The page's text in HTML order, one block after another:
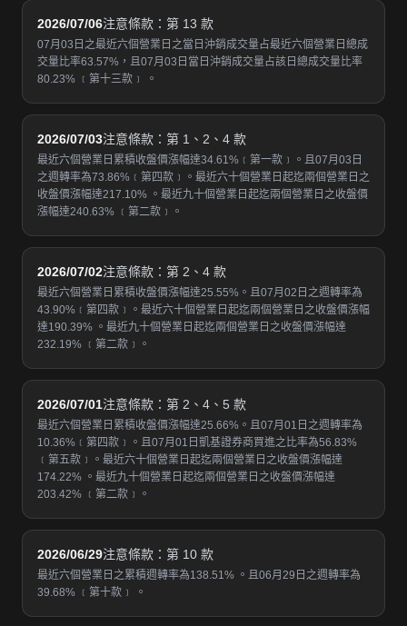
2026/07/06注意條款：第 13 款
07月03日之最近六個營業日之當日沖銷成交量占最近六個營業日總成
交量比率63.57%，且07月03日當日沖銷成交量占該日總成交量比率
80.23% ﹝第十三款﹞ 。
2026/07/03注意條款：第 1、2、4 款
最近六個營業日累積收盤價漲幅達34.61%﹝第一款﹞。且07月03日
之週轉率為73.86%﹝第四款﹞。最近六十個營業日起迄兩個營業日之
收盤價漲幅達217.10% 。最近九十個營業日起迄兩個營業日之收盤價
漲幅達240.63% ﹝第二款﹞。
2026/07/02注意條款：第 2、4 款
最近六個營業日累積收盤價漲幅達25.55%。且07月02日之週轉率為
43.90%﹝第四款﹞。最近六十個營業日起迄兩個營業日之收盤價漲幅
達190.39% 。最近九十個營業日起迄兩個營業日之收盤價漲幅達
232.19% ﹝第二款﹞。
2026/07/01注意條款：第 2、4、5 款
最近六個營業日累積收盤價漲幅達25.66%。且07月01日之週轉率為
10.36%﹝第四款﹞。且07月01日凱基證券商買進之比率為56.83%
﹝第五款﹞。最近六十個營業日起迄兩個營業日之收盤價漲幅達
174.22% 。最近九十個營業日起迄兩個營業日之收盤價漲幅達
203.42% ﹝第二款﹞。
2026/06/29注意條款：第 10 款
最近六個營業日之累積週轉率為138.51% 。且06月29日之週轉率為
39.68% ﹝第十款﹞ 。